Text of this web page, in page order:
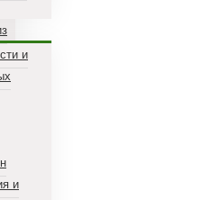
и
и